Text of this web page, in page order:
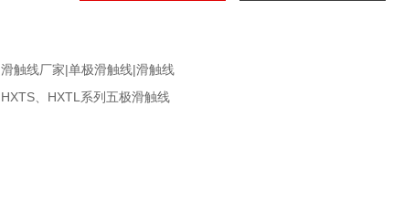
滑触线厂家|单极滑触线|滑触线
HXTS、HXTL系列五极滑触线